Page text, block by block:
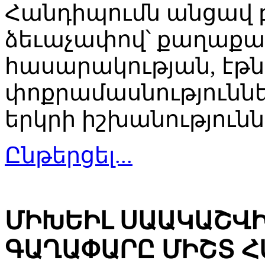
Հանդիպումն անցավ
ձեւաչափով՝
հասարակության,
երկրի
Ընթերցել...
ՄԻԽԵԻԼ
ԳԱՂԱՓԱՐԸ ՄԻՇՏ